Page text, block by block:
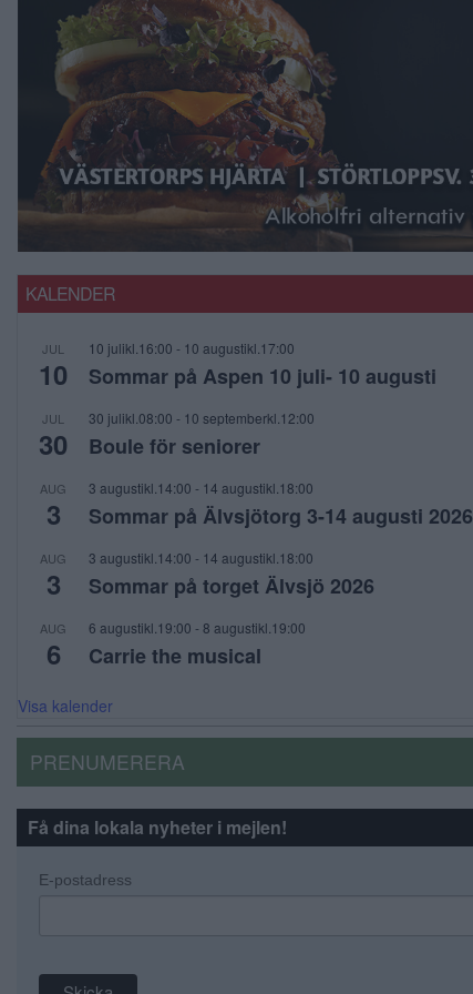
KALENDER
JUL
10
10 julikl.16:00 - 10 augustikl.17:00
Sommar på Aspen 10 juli- 10 augusti
JUL
30
30 julikl.08:00 - 10 septemberkl.12:00
Boule för seniorer
AUG
3
3 augustikl.14:00 - 14 augustikl.18:00
Sommar på Älvsjötorg 3-14 augusti 2026
AUG
3
3 augustikl.14:00 - 14 augustikl.18:00
Sommar på torget Älvsjö 2026
AUG
6
6 augustikl.19:00 - 8 augustikl.19:00
Carrie the musical
Visa kalender
PRENUMERERA
Få dina lokala nyheter i mejlen!
E-postadress